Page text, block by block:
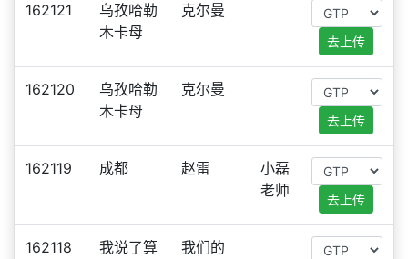
162121
乌孜哈勒
木卡母
克尔曼
去上传
162120
乌孜哈勒
木卡母
克尔曼
去上传
162119 成都 赵雷
小磊
老师
去上传
162118 我说了算
我们的